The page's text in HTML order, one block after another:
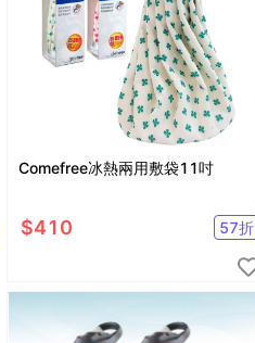
Comefree冰熱兩用敷袋11吋
$410 57折